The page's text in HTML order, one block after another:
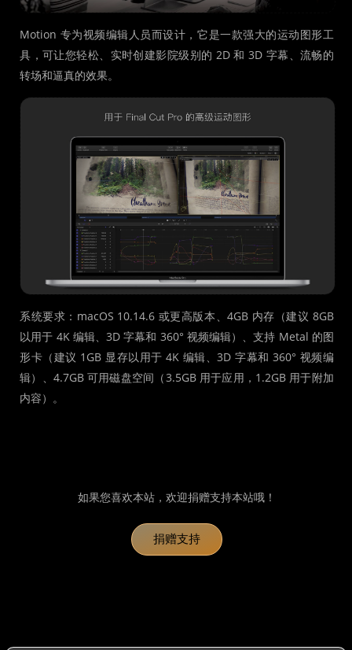
Motion 专为视频编辑人员而设计，它是一款强大的运动图形工
具，可让您轻松、实时创建影院级别的 2D 和 3D 字幕、流畅的
转场和逼真的效果。
系统要求：macOS 10.14.6 或更高版本、4GB 内存（建议 8GB
以用于 4K 编辑、3D 字幕和 360° 视频编辑）、支持 Metal 的图
形卡（建议 1GB 显存以用于 4K 编辑、3D 字幕和 360° 视频编
辑）、4.7GB 可用磁盘空间（3.5GB 用于应用，1.2GB 用于附加
内容）。
如果您喜欢本站，欢迎捐赠支持本站哦！
捐赠支持